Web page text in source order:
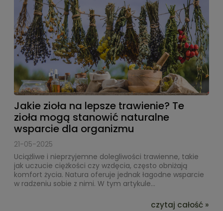
Jakie zioła na lepsze trawienie? Te
zioła mogą stanowić naturalne
wsparcie dla organizmu
21-05-2025
Uciążliwe i nieprzyjemne dolegliwości trawienne, takie
jak uczucie ciężkości czy wzdęcia, często obniżają
komfort życia. Natura oferuje jednak łagodne wsparcie
w radzeniu sobie z nimi. W tym artykule...
czytaj całość »